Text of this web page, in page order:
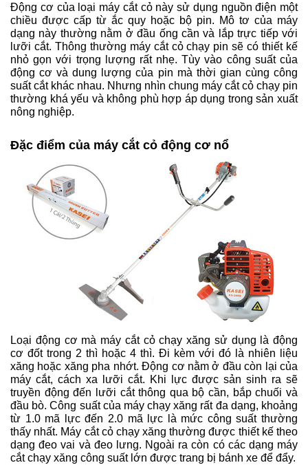
Động cơ của loại máy cắt cỏ này sử dụng nguồn điện một
chiều được cấp từ ắc quy hoặc bộ pin. Mô tơ của máy
dạng này thường nằm ở đầu ống cần và lắp trực tiếp với
lưỡi cắt. Thông thường máy cắt cỏ chạy pin sẽ có thiết kế
nhỏ gọn với trọng lượng rất nhẹ. Tùy vào công suất của
động cơ và dung lượng của pin mà thời gian cùng công
suất cắt khác nhau. Nhưng nhìn chung máy cắt cỏ chạy pin
thường khá yếu và không phù hợp áp dụng trong sản xuất
nông nghiệp.
Đặc điểm của máy cắt cỏ động cơ nổ
Loại động cơ mà máy cắt cỏ chạy xăng sử dụng là động
cơ đốt trong 2 thì hoặc 4 thì. Đi kèm với đó là nhiên liệu
xăng hoặc xăng pha nhớt. Động cơ nằm ở đầu còn lại của
máy cắt, cách xa lưỡi cắt. Khi lực được sản sinh ra sẽ
truyền động đến lưỡi cắt thông qua bộ cần, bắp chuối và
đầu bò. Công suất của máy chạy xăng rất đa dạng, khoảng
từ 1.0 mã lực đến 2.0 mã lực là mức công suất thường
thấy nhất. Máy cắt cỏ chạy xăng thường được thiết kế theo
dạng đeo vai và đeo lưng. Ngoài ra còn có các dạng máy
cắt chạy xăng công suất lớn được trang bị bánh xe để đẩy.